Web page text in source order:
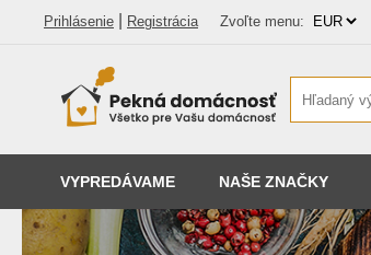
Prihlásenie Registrácia Zvoľte menu:
VYPREDÁVAME NAŠE ZNAČKY